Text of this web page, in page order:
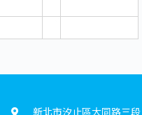
新北市汐止區大同路三段